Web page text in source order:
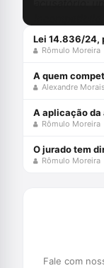
Rômulo Moreira
Alexandre
Rômulo Moreira
O jurado tem
Rômulo Moreira
Fale com